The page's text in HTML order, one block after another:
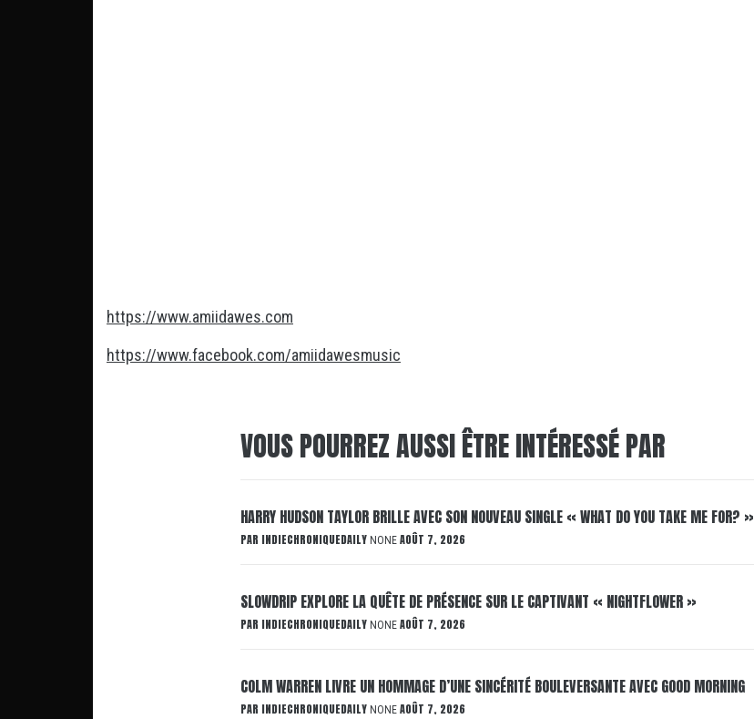
https://www.amiidawes.com
https://www.facebook.com/amiidawesmusic
VOUS POURREZ AUSSI ÊTRE INTÉRESSÉ PAR
HARRY HUDSON TAYLOR BRILLE AVEC SON NOUVEAU SINGLE « WHAT DO YOU TAKE ME FOR? »
PAR INDIECHRONIQUEDAILY NONE AOÛT 7, 2026
SLOWDRIP EXPLORE LA QUÊTE DE PRÉSENCE SUR LE CAPTIVANT « NIGHTFLOWER »
PAR INDIECHRONIQUEDAILY NONE AOÛT 7, 2026
COLM WARREN LIVRE UN HOMMAGE D’UNE SINCÉRITÉ BOULEVERSANTE AVEC GOOD MORNING
PAR INDIECHRONIQUEDAILY NONE AOÛT 7, 2026